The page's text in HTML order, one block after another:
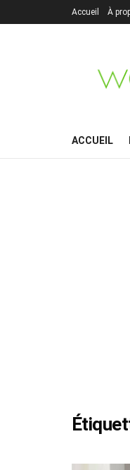
Accueil À
ACCUEIL